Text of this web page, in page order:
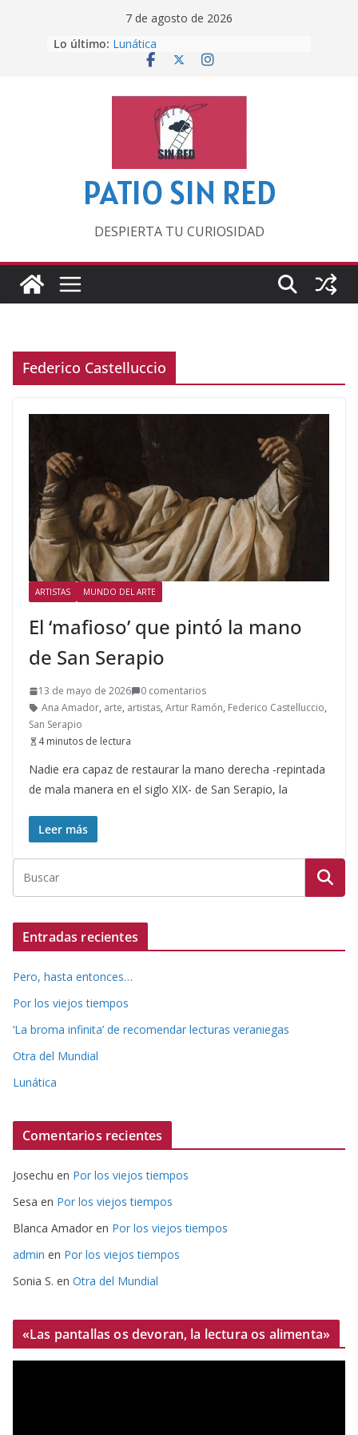
7 de agosto de 2026
Lo último: Lunática
Pero, hasta entonces…
‘La broma infinita’ de recomendar
lecturas veraniegas
Otra del Mundial
PATIO SIN RED
DESPIERTA TU CURIOSIDAD
Federico Castelluccio
ARTISTAS MUNDO DEL ARTE
El ‘mafioso’ que pintó la mano
de San Serapio
13 de mayo de 2026
0 comentarios
Ana Amador, arte, artistas, Artur Ramón, Federico Castelluccio,
San Serapio
4 minutos de lectura
Nadie era capaz de restaurar la mano derecha -repintada
de mala manera en el siglo XIX- de San Serapio, la
Leer más
Entradas recientes
Pero, hasta entonces…
Por los viejos tiempos
‘La broma infinita’ de recomendar lecturas veraniegas
Otra del Mundial
Lunática
Comentarios recientes
Josechu en Por los viejos tiempos
Sesa en Por los viejos tiempos
Blanca Amador en Por los viejos tiempos
admin en Por los viejos tiempos
Sonia S. en Otra del Mundial
«Las pantallas os devoran, la lectura os alimenta»